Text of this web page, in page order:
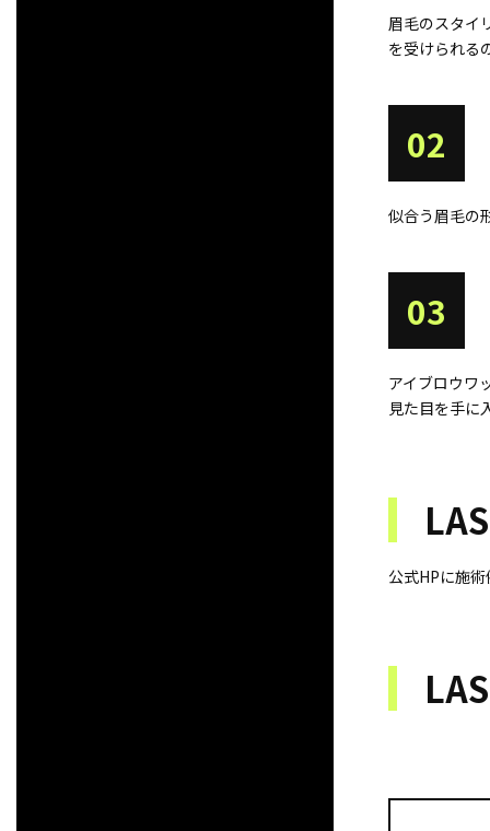
眉毛のスタイ
を受けられる
02
似合う眉毛の
03
アイブロウワ
見た目を手に
公式HPに施術